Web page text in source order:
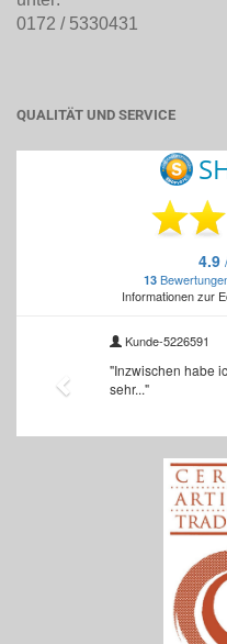
0172 / 5330431
QUALITÄT UND SERVICE